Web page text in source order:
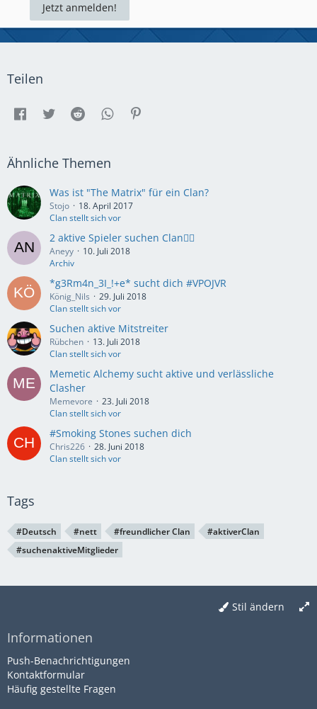
Jetzt anmelden!
Teilen
Ähnliche Themen
Was ist "The Matrix" für ein Clan?
Stojo
18. April 2017
Clan stellt sich vor
2 aktive Spieler suchen Clan✌🏻
Aneyy
10. Juli 2018
Archiv
*g3Rm4n_3I_!+e* sucht dich #VPOJVR
König_Nils
29. Juli 2018
Clan stellt sich vor
Suchen aktive Mitstreiter
Rübchen
13. Juli 2018
Clan stellt sich vor
Memetic Alchemy sucht aktive und verlässliche
Clasher
Memevore
23. Juli 2018
Clan stellt sich vor
#Smoking Stones suchen dich
Chris226
28. Juni 2018
Clan stellt sich vor
Tags
#Deutsch #nett #freundlicher Clan
#aktiverClan
#suchenaktiveMitglieder
Stil ändern
Informationen
Push-Benachrichtigungen
Kontaktformular
Häufig gestellte Fragen